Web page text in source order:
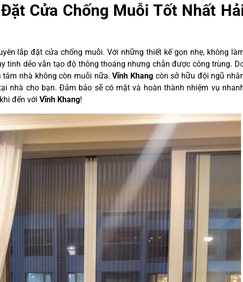
Cửa Chống Muỗi Tốt Nhất
lắp đặt cửa chống muỗi. Với những thiết kế gọn nhẹ, không
tinh dẻo vẫn tạo độ thông thoáng nhưng chắn được công trùng.
tâm nhà không còn muỗi nữa.Vĩnh Khang còn sở hữu đội ngũ
nhà cho bạn. Đảm bảo sẽ có mặt và hoàn thành nhiệm vụ
đến với Vĩnh Khang!